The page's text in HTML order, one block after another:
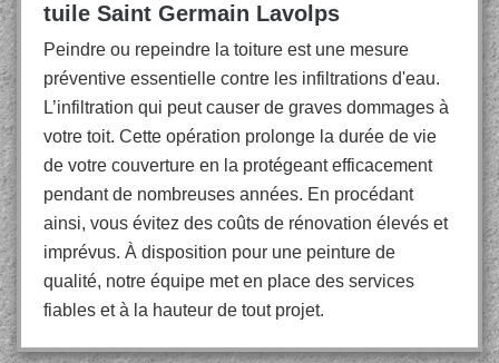
tuile Saint Germain Lavolps
Peindre ou repeindre la toiture est une mesure
préventive essentielle contre les infiltrations d'eau.
L’infiltration qui peut causer de graves dommages à
votre toit. Cette opération prolonge la durée de vie
de votre couverture en la protégeant efficacement
pendant de nombreuses années. En procédant
ainsi, vous évitez des coûts de rénovation élevés et
imprévus. À disposition pour une peinture de
qualité, notre équipe met en place des services
fiables et à la hauteur de tout projet.